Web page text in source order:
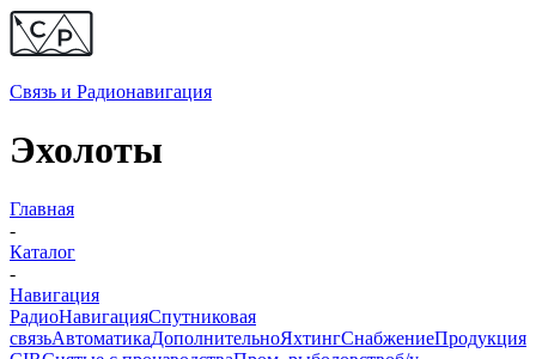
Связь и Радионавигация
Эхолоты
Главная
-
Каталог
-
Навигация
РадиоНавигацияСпутниковая
связьАвтоматикаДополнительноЯхтингСнабжениеПродукция